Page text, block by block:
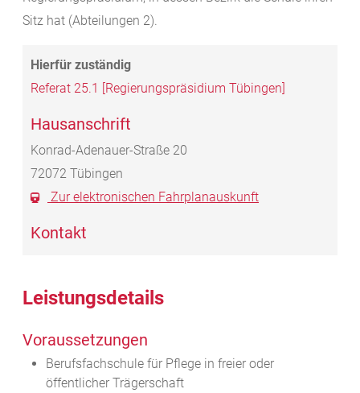
Sitz hat (Abteilungen 2).
Referat 25.1 [Regierungspräsidium Tübingen]
Hausanschrift
Konrad-Adenauer-Straße 20
72072 Tübingen
Zur elektronischen Fahrplanauskunft
Kontakt
Leistungsdetails
Voraussetzungen
Berufsfachschule für Pflege in freier oder
öffentlicher Trägerschaft